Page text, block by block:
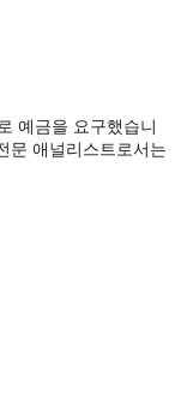
복잡한 거래 알고
구현에 대한 유연
행 송금 및 암호화
암호화폐는 최소 입
의 수수료는 0%
5 영업일까지 다릅
예금을 요구했습니
문 애널리스트로서는